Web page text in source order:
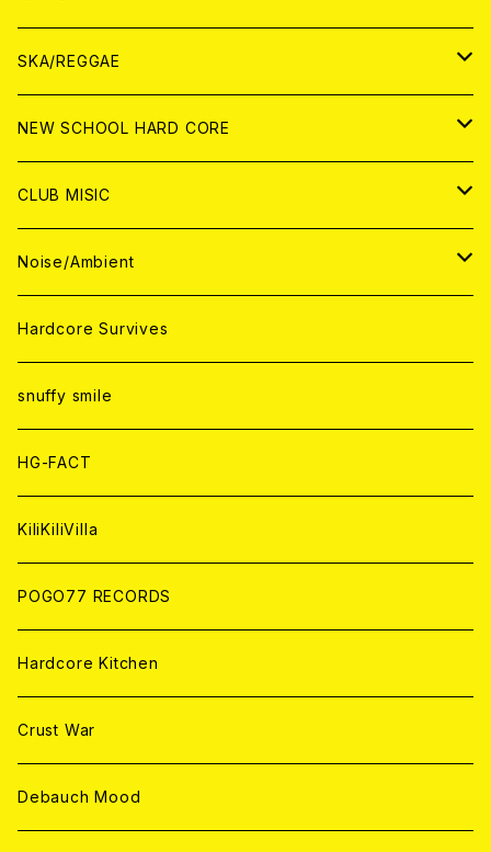
ANALOG
ANALOG
ANALOG
CD
CD
ANALOG
WORLD
CD
ANALOG
JAPAN
CD
ANALOG
WORLD
CD
ANALOG
SKA/REGGAE
JAPAN
CD
ANALOG
WORLD
CD
ANALOG
NEW SCHOOL HARD CORE
JAPAN
CD
ANALOG
WORLD
CD
ANALOG
CLUB MISIC
JAPAN
CD
ANALOG
WORLD
CD
ANALOG
Noise/Ambient
JAPAN
CD
ANALOG
WORLD
CD
ANALOG
Hardcore Survives
snuffy smile
HG-FACT
KiliKiliVilla
POGO77 RECORDS
Hardcore Kitchen
Crust War
Debauch Mood